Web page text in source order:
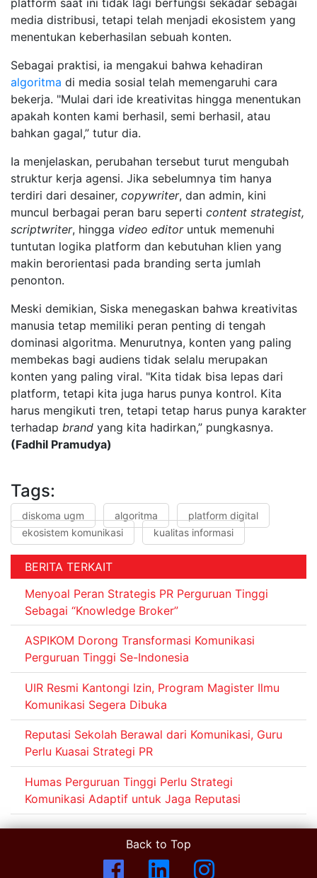
media distribusi, tetapi telah menjadi ekosistem yang
menentukan keberhasilan sebuah konten.
Sebagai praktisi, ia mengakui bahwa kehadiran
algoritma di media sosial telah memengaruhi cara
bekerja. "Mulai dari ide kreativitas hingga menentukan
apakah konten kami berhasil, semi berhasil, atau
bahkan gagal,” tutur dia.
Ia menjelaskan, perubahan tersebut turut mengubah
struktur kerja agensi. Jika sebelumnya tim hanya
terdiri dari desainer, copywriter, dan admin, kini
muncul berbagai peran baru seperti content strategist,
scriptwriter, hingga video editoruntuk memenuhi
tuntutan logika platform dan kebutuhan klien yang
makin berorientasi pada branding serta jumlah
penonton.
Meski demikian, Siska menegaskan bahwa kreativitas
manusia tetap memiliki peran penting di tengah
dominasi algoritma. Menurutnya, konten yang paling
membekas bagi audiens tidak selalu merupakan
konten yang paling viral. "Kita tidak bisa lepas dari
platform, tetapi kita juga harus punya kontrol. Kita
harus mengikuti tren, tetapi tetap harus punya karakter
terhadap brand yang kita hadirkan,” pungkasnya.
(Fadhil Pramudya)
Tags:
diskoma ugm algoritma
platform digital
ekosistem komunikasi
kualitas informasi
BERITA TERKAIT
Menyoal Peran Strategis PR Perguruan Tinggi
Sebagai “Knowledge Broker”
ASPIKOM Dorong Transformasi Komunikasi
Perguruan Tinggi Se-Indonesia
UIR Resmi Kantongi Izin, Program Magister Ilmu
Komunikasi Segera Dibuka
Reputasi Sekolah Berawal dari Komunikasi, Guru
Perlu Kuasai Strategi PR
Humas Perguruan Tinggi Perlu Strategi
Komunikasi Adaptif untuk Jaga Reputasi
Back to Top